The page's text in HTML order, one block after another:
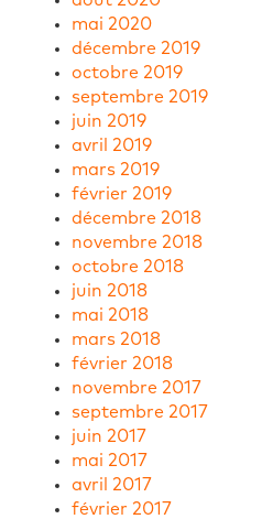
mai 2020
décembre 2019
octobre 2019
septembre 2019
juin 2019
avril 2019
mars 2019
février 2019
décembre 2018
novembre 2018
octobre 2018
juin 2018
mai 2018
mars 2018
février 2018
novembre 2017
septembre 2017
juin 2017
mai 2017
avril 2017
février 2017